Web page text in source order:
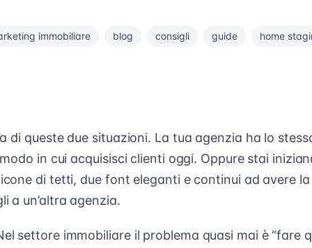
immobiliare blog consigli guide home
di queste due situazioni. La tua agenzia ha lo
in cui acquisisci clienti oggi. Oppure stai
di tetti, due font eleganti e continui ad avere la
a un’altra agenzia.
settore immobiliare il problema quasi mai è “fare